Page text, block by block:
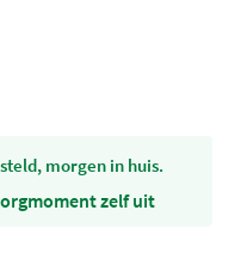
morgen in huis.
zelf uit